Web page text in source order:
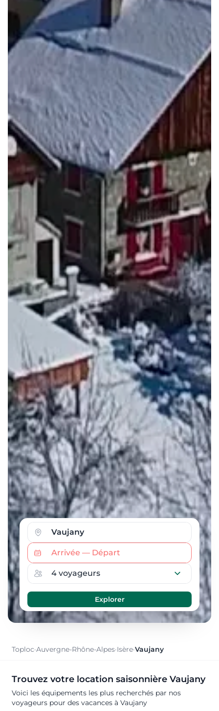
Toploc·Auvergne-Rhône-Alpes·Isère·Vaujany
Trouvez votre location saisonnière Vaujany
Voici les équipements les plus recherchés par nos
voyageurs pour des vacances à Vaujany